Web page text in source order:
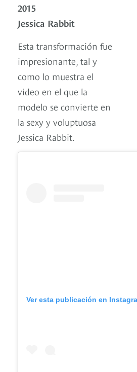
2015
Jessica Rabbit
Esta transformación fue
impresionante, tal y
como lo muestra el
video en el que la
modelo se convierte en
la sexy y voluptuosa
Jessica Rabbit.
Ver esta publicación en